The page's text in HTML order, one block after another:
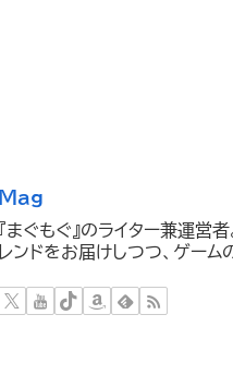
Mag
『まぐもぐ』のライター兼運営
レンドをお届けしつつ、ゲーム